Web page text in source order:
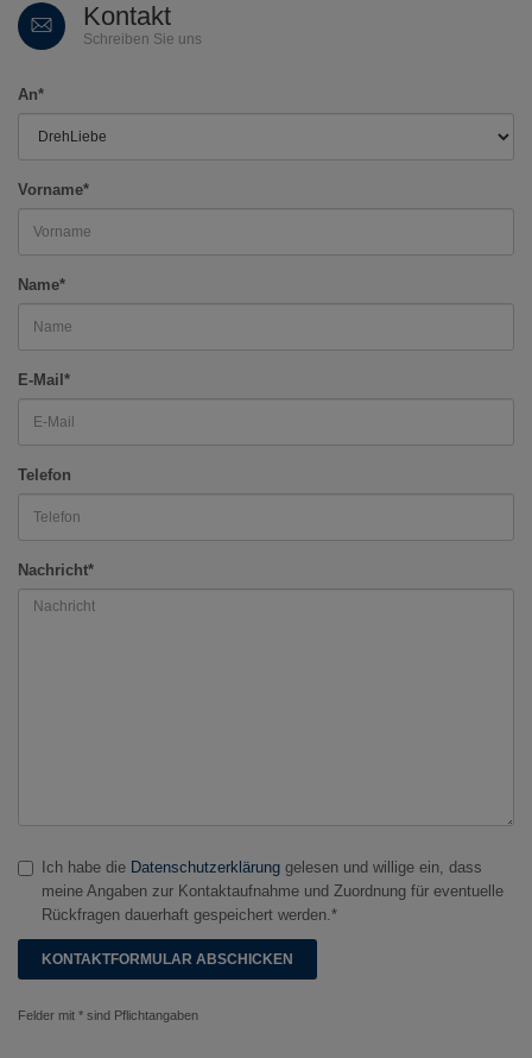
Kontakt
Schreiben Sie uns
An*
Vorname*
Name*
E-Mail*
Telefon
Nachricht*
Ich habe die Datenschutzerklärung gelesen und willige ein, dass
meine Angaben zur Kontaktaufnahme und Zuordnung für eventuelle
Rückfragen dauerhaft gespeichert werden.*
Felder mit * sind Pflichtangaben